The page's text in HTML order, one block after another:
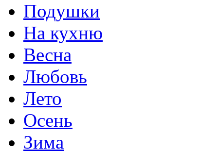
Подушки
На кухню
Весна
Любовь
Лето
Осень
Зима